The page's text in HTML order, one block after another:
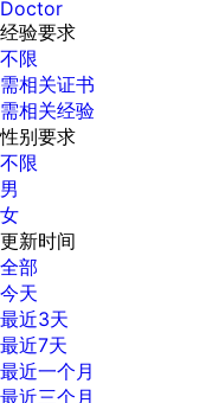
Doctor
经验要求
不限
需相关证书
需相关经验
性别要求
不限
男
女
更新时间
全部
今天
最近3天
最近7天
最近一个月
最近三个月